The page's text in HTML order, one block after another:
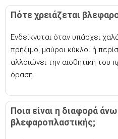
Πότε χρειάζεται
Ενδείκνυται όταν υπάρχει
πρήξιμο, μαύροι κύκλοι ή
αλλοιώνει την αισθητική
όραση.
Ποια είναι η διαφορά
βλεφαροπλαστικής;